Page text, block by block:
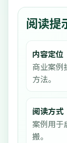
阅读提
内容定位
商业案例
方法。
阅读方式
案例用于
搬。